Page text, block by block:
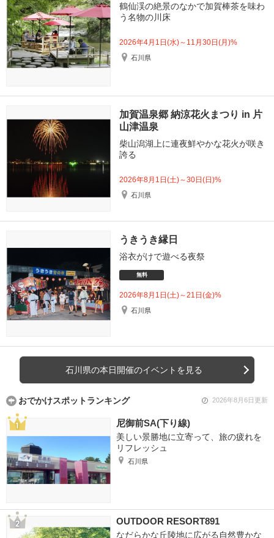
鶴仙渓の絶景のなかで加賀棒茶を味わ
う名物の川床
2026年4月1日(水)～11月30日(月)%
石川県
加賀温泉郷 納涼花火まつり in 片
山津温泉
柴山潟湖上に連夜鮮やかな花火が咲き
誇る
2026年8月1日(土)～30日(日)%
石川県
うきうき縁日
浴衣がけで遊べる夜祭
無料
2026年8月1日(土)～21日(金)%
石川県
石川県の本日開催のイベントを見る
おでかけスポットランキング 2026年8月6日更新
尼御前SA(下り線)
美しい景勝地に立寄って、旅の疲れを
リフレッシュ
石川県
OUTDOOR RESORT891
なだらかな丘陵地に広がる自然豊かな